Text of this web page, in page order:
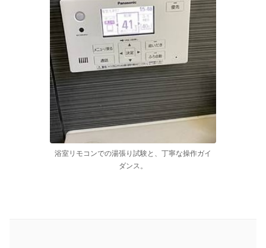
浴室リモコンでの湯張り試験と、丁寧な操作ガイ
ダンス。